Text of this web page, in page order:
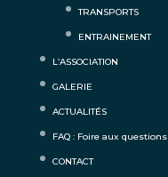
TRANSPORTS
ENTRAINEMENT
L’ASSOCIATION
GALERIE
ACTUALITÉS
FAQ : Foire aux questions
CONTACT